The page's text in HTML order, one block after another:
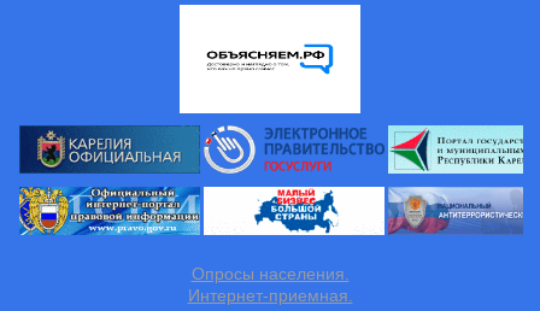
Опросы населения.
Интернет-приемная.